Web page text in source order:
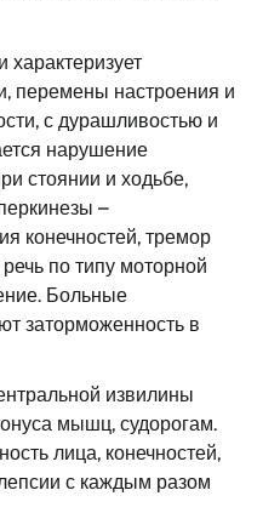
перемены настроения и
с дурашливостью и
нарушение
стоянии и ходьбе,
–
конечностей, тремор
по типу моторной
Больные
заторможенность в
извилины
мышц, судорогам.
лица, конечностей,
с каждым разом